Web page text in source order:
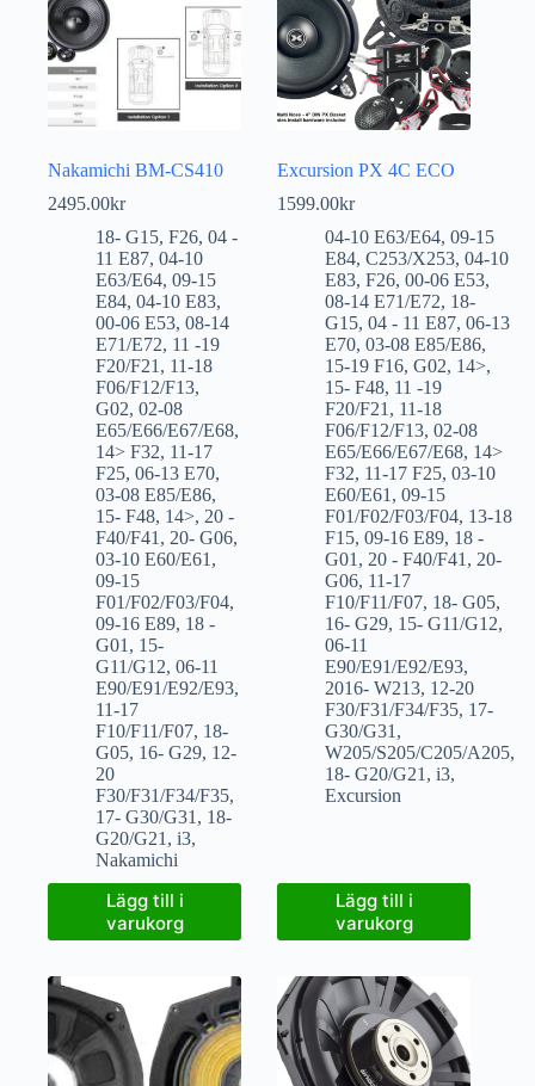
Nakamichi BM-CS410
2495.00kr
18- G15, F26, 04 -
11 E87, 04-10
E63/E64, 09-15
E84, 04-10 E83,
00-06 E53, 08-14
E71/E72, 11 -19
F20/F21 , 11-18
F06/F12/F13,
G02, 02-08
E65/E66/E67/E68,
14> F32, 11-17
F25, 06-13 E70,
03-08 E85/E86,
15- F48, 14>, 20 -
F40/F41 , 20- G06,
03-10 E60/E61 ,
09-15
F01/F02/F03/F04,
09-16 E89, 18 -
G01 , 15-
G11/G12, 06-11
E90/E91/E92/E93,
11-17
F10/F11/F07, 18-
G05, 16- G29, 12-
20
F30/F31/F34/F35,
17- G30/G31 , 18-
G20/G21 , i3,
Nakamichi
Lägg till i
varukorg
Excursion PX 4C ECO
1599.00kr
04-10 E63/E64,09-15
E84,C253/X253,04-10
E83,F26,00-06 E53,
08-14 E71/E72, 18-
G15,04 - 11 E87,06-13
E70,03-08 E85/E86,
15-19 F16,G02, 14>,
15- F48, 11 -19
F20/F21 , 11-18
F06/F12/F13,02-08
E65/E66/E67/E68, 14>
F32, 11-17 F25,03-10
E60/E61 ,09-15
F01/F02/F03/F04, 13-18
F15,09-16 E89, 18 -
G01 , 20 - F40/F41 , 20-
G06, 11-17
F10/F11/F07, 18- G05,
16- G29, 15- G11/G12,
06-11
E90/E91/E92/E93,
2016- W213, 12-20
F30/F31/F34/F35, 17-
G30/G31 ,
W205/S205/C205/A205,
18- G20/G21 ,i3,
Excursion
Lägg till i
varukorg